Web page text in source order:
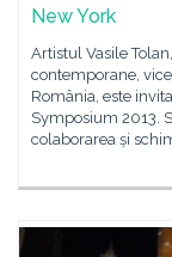
New York
Artistul Vasile
contemporane,
România, este
Symposium 2013.
colaborarea și